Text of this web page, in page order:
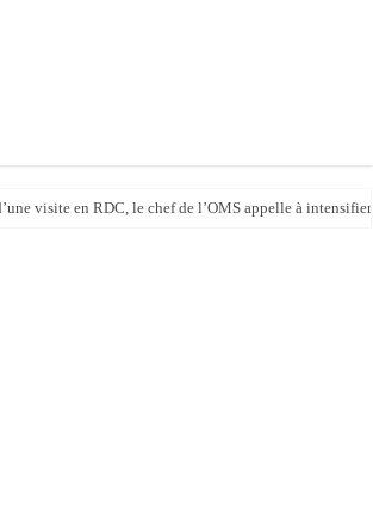
visite en RDC, le chef de l’OMS appelle à